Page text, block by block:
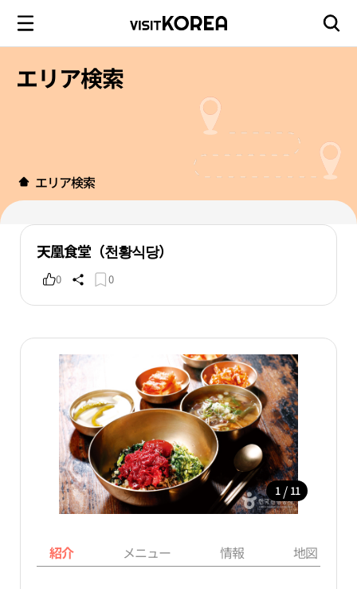
エリア検索
エリア検索
天凰食堂（천황식당）
0 0
1 / 11
紹介 メニュー 情報 地図